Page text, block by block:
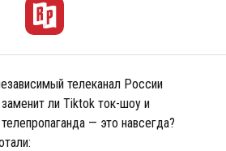
телеканал России
ли Tiktok ток-шоу и
— это навсегда?